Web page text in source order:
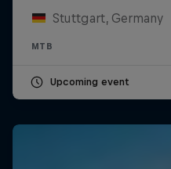
Stuttgart, Germany
MTB
Upcoming event